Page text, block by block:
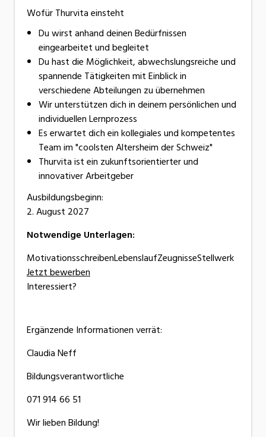
Wofür Thurvita einsteht
Du wirst anhand deinen Bedürfnissen
eingearbeitet und begleitet
Du hast die Möglichkeit, abwechslungsreiche und
spannende Tätigkeiten mit Einblick in
verschiedene Abteilungen zu übernehmen
Wir unterstützen dich in deinem persönlichen und
individuellen Lernprozess
Es erwartet dich ein kollegiales und kompetentes
Team im "coolsten Altersheim der Schweiz"
Thurvita ist ein zukunftsorientierter und
innovativer Arbeitgeber
Ausbildungsbeginn:
2. August 2027
Notwendige Unterlagen:
MotivationsschreibenLebenslaufZeugnisseStellwerk
Jetzt bewerben
Interessiert?
Ergänzende Informationen verrät:
Claudia Neff
Bildungsverantwortliche
071 914 66 51
Wir lieben Bildung!